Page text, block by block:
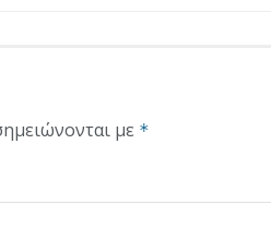
με *